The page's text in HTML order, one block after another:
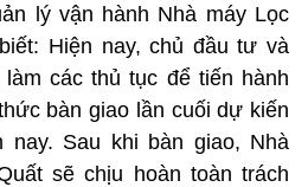
lý vận hành Nhà máy Lọc
Hiện nay, chủ đầu tư và
các thủ tục để tiến hành
bàn giao lần cuối dự kiến
nay. Sau khi bàn giao, Nhà
sẽ chịu hoàn toàn trách